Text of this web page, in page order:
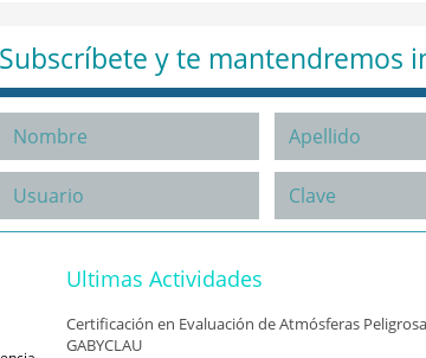
Subscríbete y te mantendremos
Ultimas Actividades
Certificación en Evaluación de Atmósferas
GABYCLAU